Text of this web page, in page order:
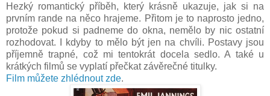
Hezký romantický příběh, který krásně ukazuje, jak si na
prvním rande na něco hrajeme. Přitom je to naprosto jedno,
protože pokud si padneme do okna, nemělo by nic ostatní
rozhodovat. I kdyby to mělo být jen na chvíli. Postavy jsou
příjemně trapné, což mi tentokrát docela sedlo. A také u
krátkých filmů se vyplatí přečkat závěrečné titulky.
Film můžete zhlédnout zde.